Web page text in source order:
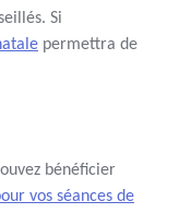
Si
permettra de
bénéficier
vos séances de